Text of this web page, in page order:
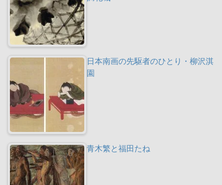
日本南画の先駆者のひとり・柳沢淇
園
青木繁と福田たね